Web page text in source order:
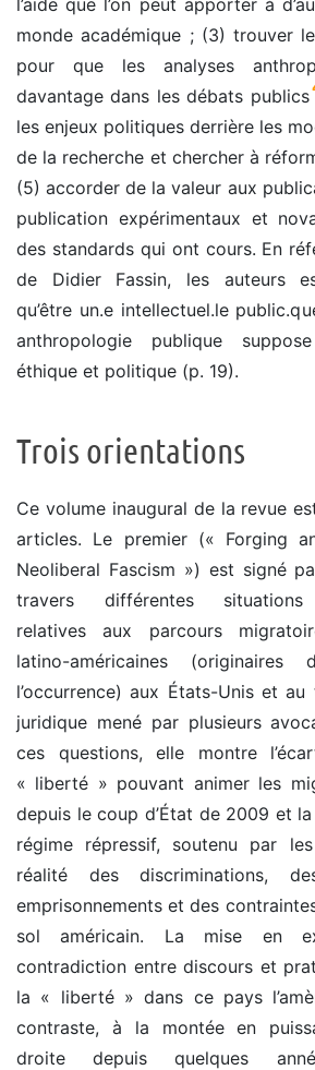
monde académique ; (3) trouver
pour que les analyses
davantage dans les débats publics
les enjeux politiques derrière les
de la recherche et chercher à
(5) accorder de la valeur aux
publication expérimentaux et
des standards qui ont cours. En
de Didier Fassin, les auteurs
qu’être un.e intellectuel.le
anthropologie publique
éthique et politique (p. 19).
Trois orientations
Ce volume inaugural de la revue
articles. Le premier (« Forging
Neoliberal Fascism ») est signé
travers différentes situations
relatives aux parcours
latino-américaines
l’occurrence) aux États-Unis et au
juridique mené par plusieurs
ces questions, elle montre
« liberté » pouvant animer les
depuis le coup d’État de 2009 et la
régime répressif, soutenu par
réalité des discriminations,
emprisonnements et des
sol américain. La mise en
contradiction entre discours et
la « liberté » dans ce pays
contraste, à la montée en
droite depuis quelques